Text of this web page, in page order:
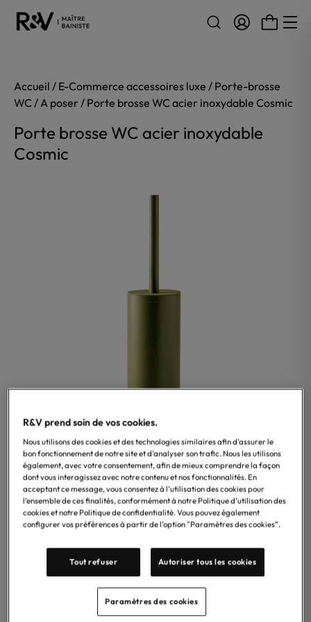
Accueil / E-Commerce accessoires luxe / Porte-brosse
WC/A poser / Porte brosse WC acier inoxydable Cosmic
Porte brosse WC acier inoxydable
Cosmic
R&V prend soin de vos cookies.
Nous utilisons des cookies et des technologies similaires afin d'assurer le
bon fonctionnement de notre site et d'analyser son trafic. Nous les utilisons
également, avec votre consentement, afin de mieux comprendre la façon
dont vous interagissez avec notre contenu et nos fonctionnalités. En
acceptant ce message, vous consentez à l’utilisation des cookies pour
l’ensemble de ces finalités, conformément à notre Politique d'utilisation des
cookies et notre Politique de confidentialité. Vous pouvez également
configurer vos préférences à partir de l’option "Paramètres des cookies”.
Tout refuser Autoriser tous les cookies
Paramètres des cookies